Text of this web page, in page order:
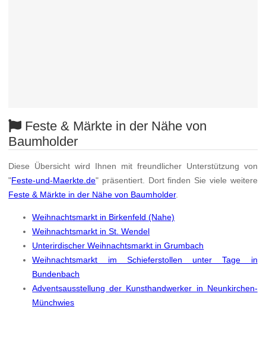
Feste & Märkte in der Nähe von
Baumholder
Diese Übersicht wird Ihnen mit freundlicher Unterstützung von
"Feste-und-Maerkte.de" präsentiert. Dort finden Sie viele weitere
Feste & Märkte in der Nähe von Baumholder.
Weihnachtsmarkt in Birkenfeld (Nahe)
Weihnachtsmarkt in St. Wendel
Unterirdischer Weihnachtsmarkt in Grumbach
Weihnachtsmarkt im Schieferstollen unter Tage in
Bundenbach
Adventsausstellung der Kunsthandwerker in Neunkirchen-
Münchwies